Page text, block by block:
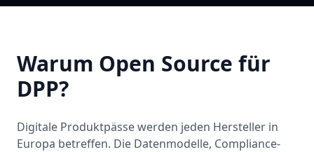
Warum Open Source für
DPP?
Digitale Produktpässe werden jeden Hersteller in
Europa betreffen. Die Datenmodelle, Compliance-